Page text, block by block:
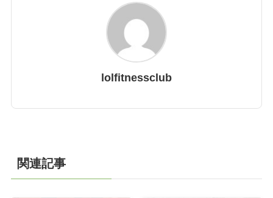
lolfitnessclub
関連記事